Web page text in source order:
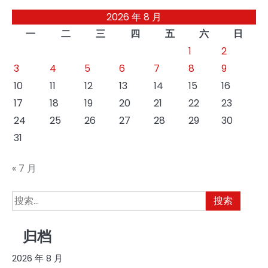
2026 年 8 月
一
二 三 四 五 六
日
1
2
3
4 5 6 7 8
9
10
11 12 13 14 15
16
17
18 19 20 21 22
23
24
25 26 27 28 29
30
31
« 7 月
搜
索：
归档
2026 年 8 月